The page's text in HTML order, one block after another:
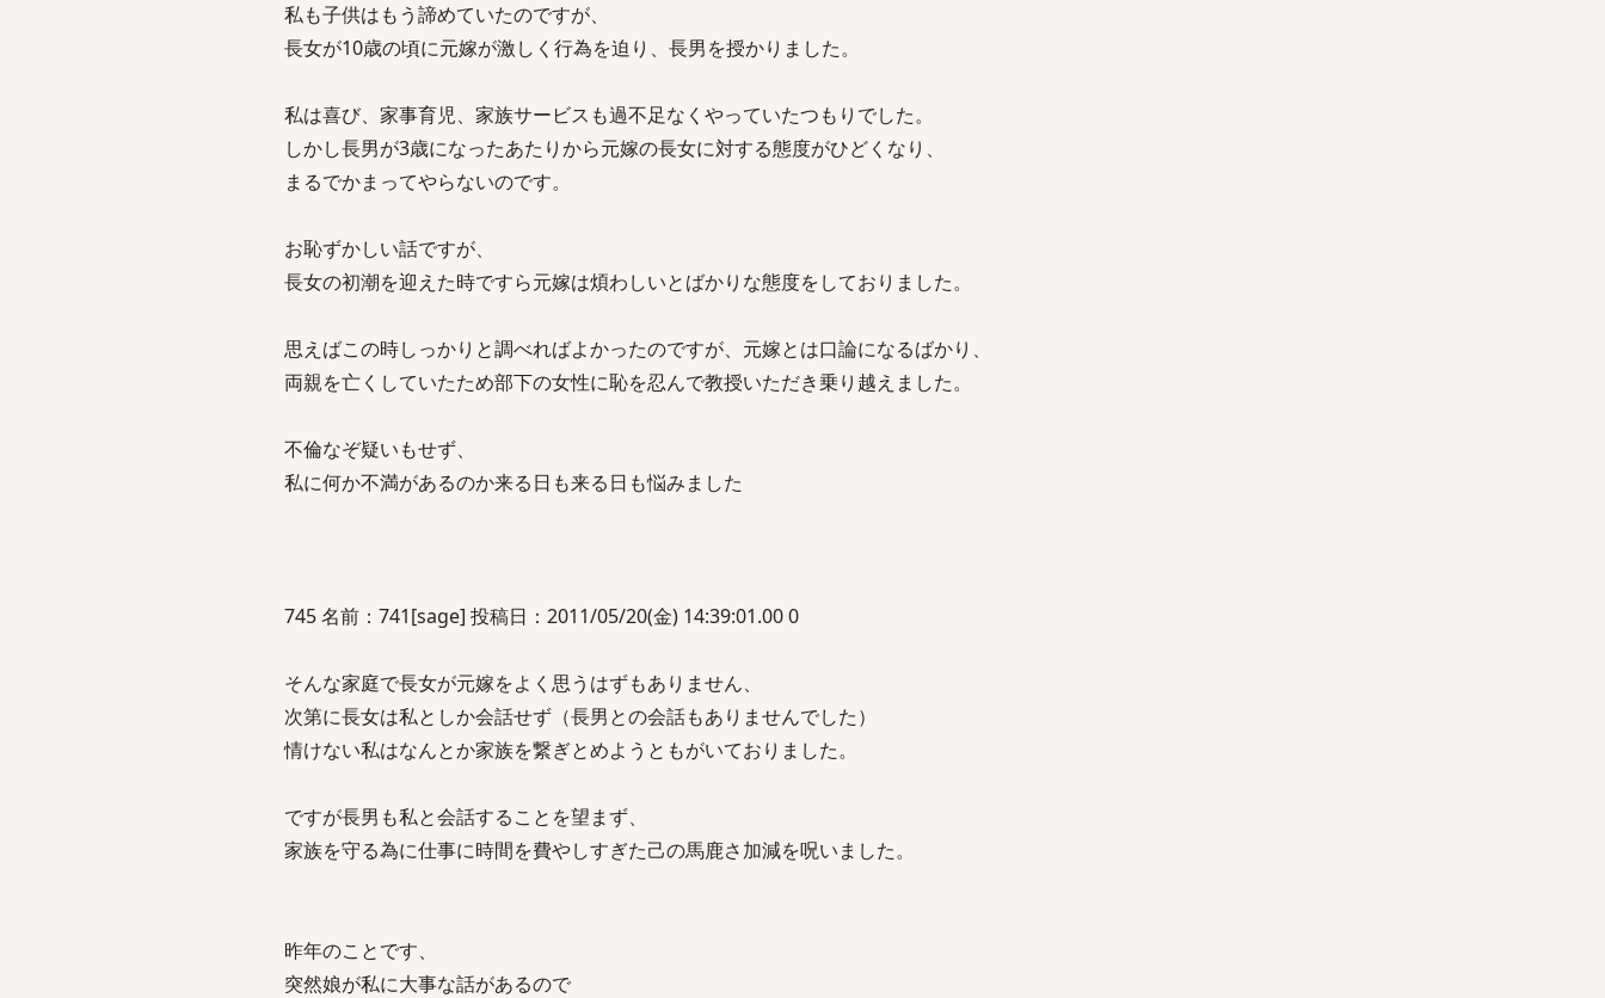
私も子供はもう諦めていたのですが、
長女が10歳の頃に元嫁が激しく行為を迫り、長男を授かりました。
私は喜び、家事育児、家族サービスも過不足なくやっていたつもりでした。
しかし長男が3歳になったあたりから元嫁の長女に対する態度がひどくなり、
まるでかまってやらないのです。
お恥ずかしい話ですが、
長女の初潮を迎えた時ですら元嫁は煩わしいとばかりな態度をしておりました。
思えばこの時しっかりと調べればよかったのですが、元嫁とは口論になるばかり、
両親を亡くしていたため部下の女性に恥を忍んで教授いただき乗り越えました。
不倫なぞ疑いもせず、
私に何か不満があるのか来る日も来る日も悩みました
745 名前：741[sage] 投稿日：2011/05/20(金) 14:39:01.00 0
そんな家庭で長女が元嫁をよく思うはずもありません、
次第に長女は私としか会話せず（長男との会話もありませんでした）
情けない私はなんとか家族を繋ぎとめようともがいておりました。
ですが長男も私と会話することを望まず、
家族を守る為に仕事に時間を費やしすぎた己の馬鹿さ加減を呪いました。
昨年のことです、
突然娘が私に大事な話があるので